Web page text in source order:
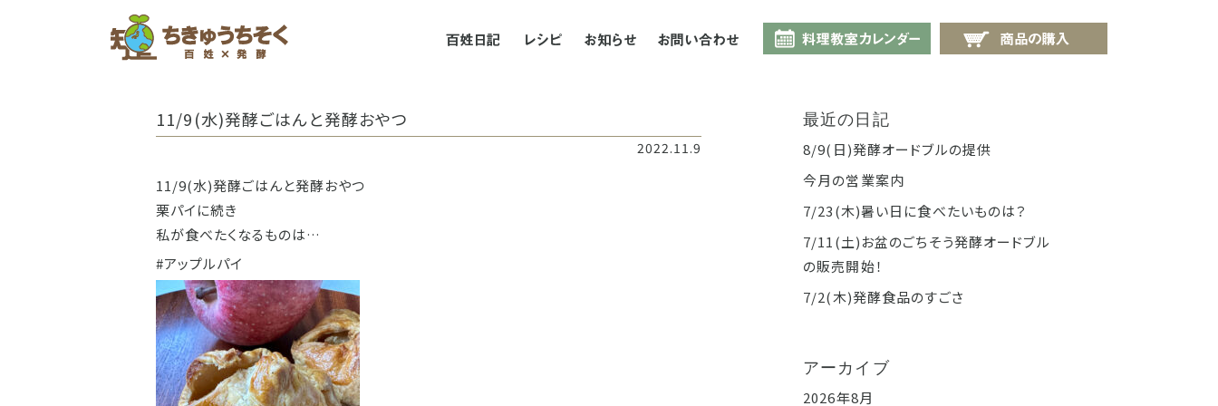
料理教室カレンダー
お問合せ
お知らせ
レシピ
百姓日記
11/9(水)発酵ごはんと発酵おやつ
2022.11.9
11/9(水)発酵ごはんと発酵おやつ
栗パイに続き
私が食べたくなるものは…
#アップルパイ
最近の日記
8/9(日)発酵オードブルの提供
今月の営業案内
7/23(木)暑い日に食べたいものは？
7/11(土)お盆のごちそう発酵オードブル
の販売開始！
7/2(木)発酵食品のすごさ
アーカイブ
2026年8月